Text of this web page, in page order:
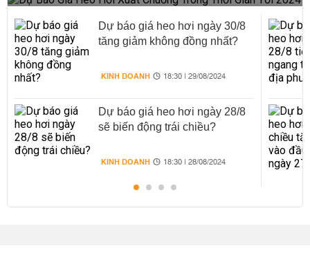
Dự báo giá heo hơi ngày 30/8
tăng giảm không đồng nhất?
KINH DOANH 18:30 | 29/08/2024
Dự báo giá heo hơi ngày 28/8
sẽ biến động trái chiều?
KINH DOANH 18:30 | 28/08/2024